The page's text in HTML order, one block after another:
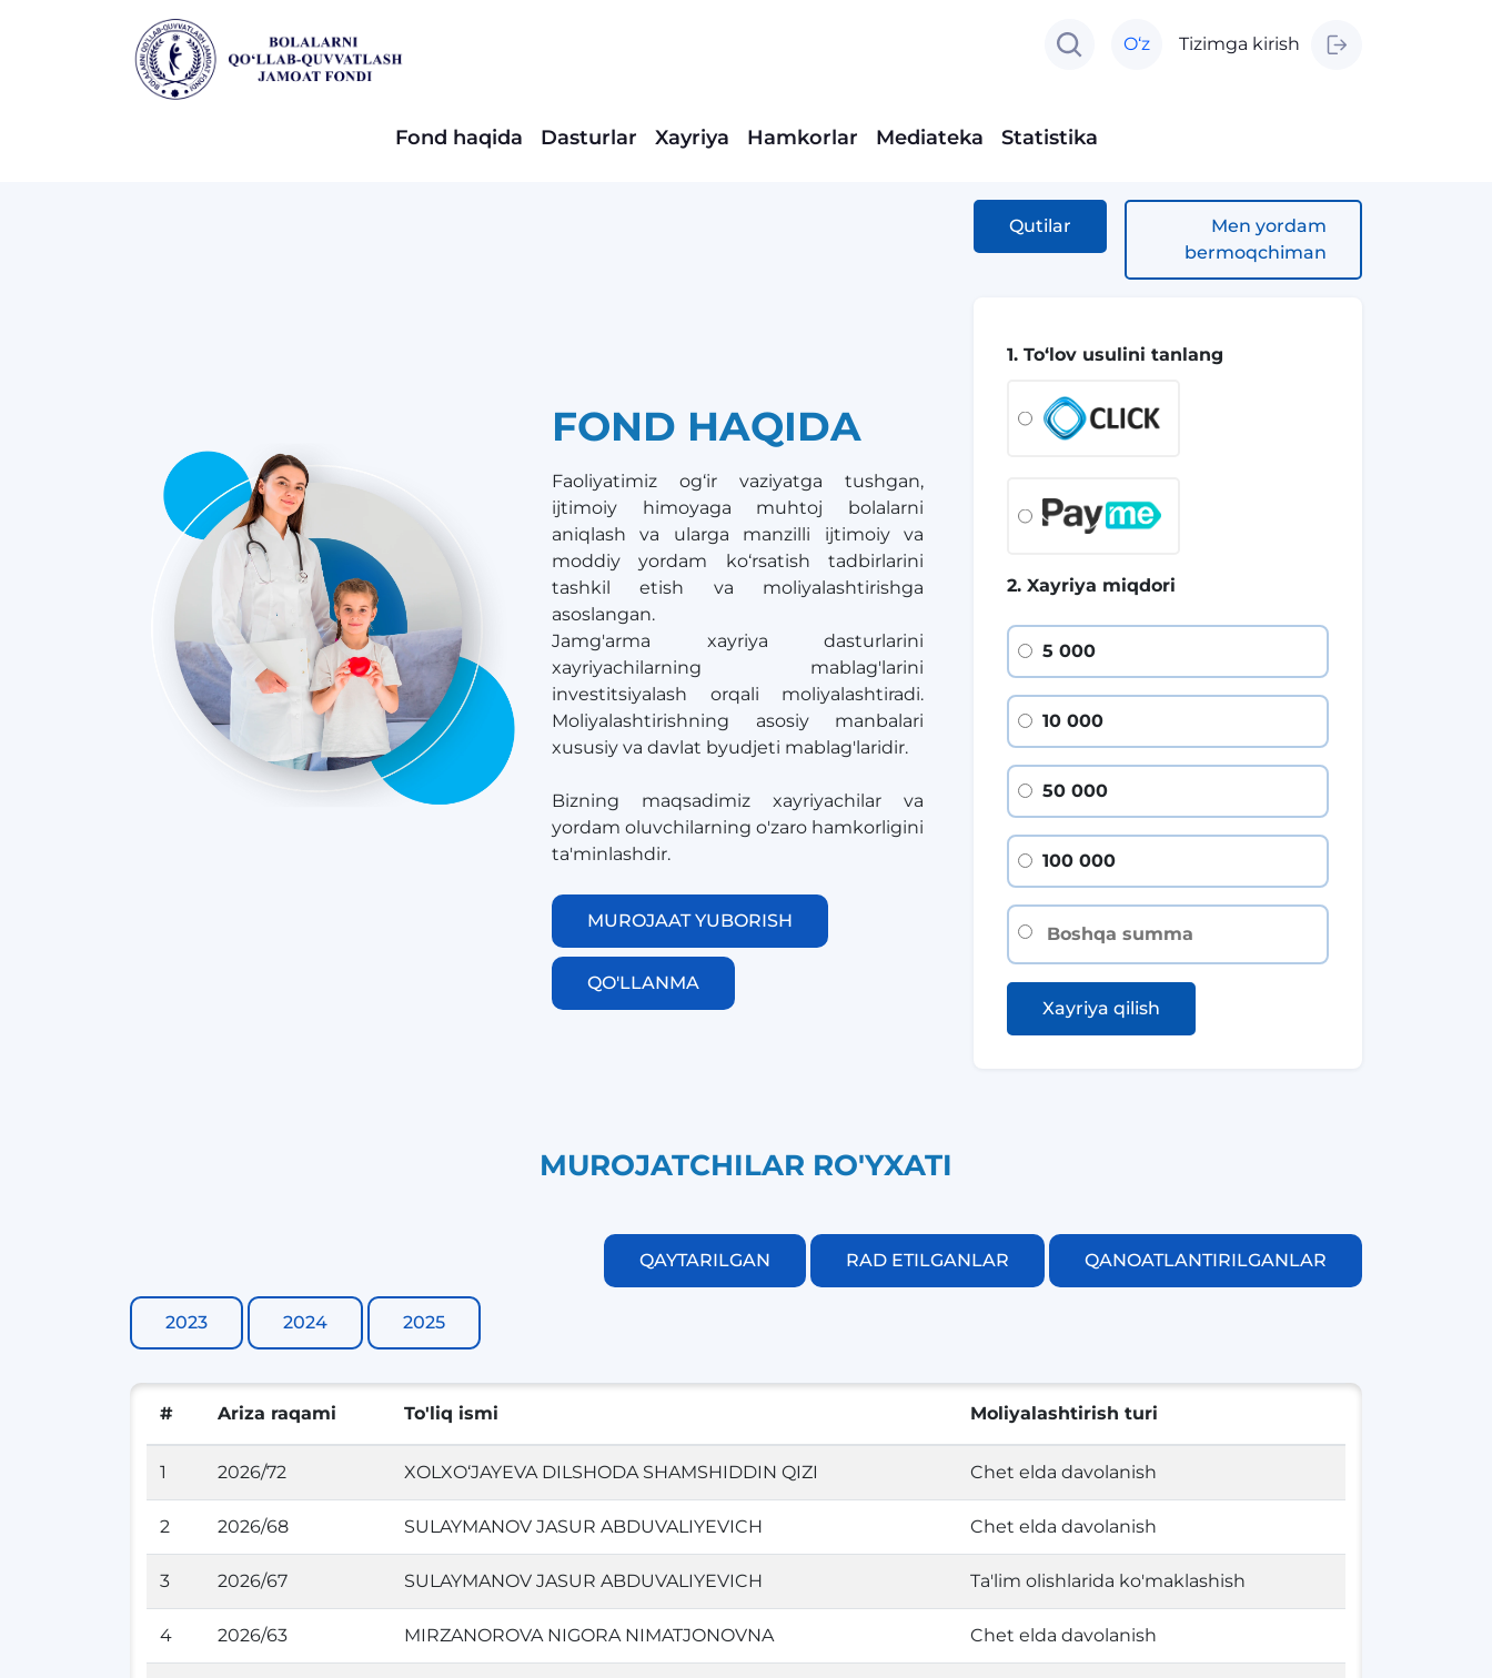
Fond haqida Dasturlar Xayriya Hamkorlar Mediateka Statistika
O‘z Tizimga kirish
Qutilar
Men yordam
bermoqchiman
FOND HAQIDA
Faoliyatimiz og‘ir vaziyatga tushgan,
ijtimoiy himoyaga muhtoj bolalarni
aniqlash va ularga manzilli ijtimoiy va
moddiy yordam ko‘rsatish tadbirlarini
tashkil etish va moliyalashtirishga
asoslangan.
​​​​​​​Jamg'arma xayriya dasturlarini
xayriyachilarning mablag'larini
investitsiyalash orqali moliyalashtiradi.
Moliyalashtirishning asosiy manbalari
xususiy va davlat byudjeti mablag'laridir.
Bizning maqsadimiz xayriyachilar va
yordam oluvchilarning o'zaro hamkorligini
ta'minlashdir.
MUROJAAT YUBORISH
QO'LLANMA
1. To‘lov usulini tanlang
2. Xayriya miqdori
5 000
10 000
50 000
100 000
Xayriya qilish
MUROJATCHILAR RO'YXATI
QAYTARILGAN RAD ETILGANLAR QANOATLANTIRILGANLAR
2023 2024 2025
# Ariza raqami To'liq ismi Moliyalashtirish turi
1 2026/72 XOLXO‘JAYEVA DILSHODA SHAMSHIDDIN QIZI Chet elda davolanish
2 2026/68 SULAYMANOV JASUR ABDUVALIYEVICH Chet elda davolanish
3 2026/67 SULAYMANOV JASUR ABDUVALIYEVICH Ta'lim olishlarida ko'maklashish
4 2026/63 MIRZANOROVA NIGORA NIMATJONOVNA Chet elda davolanish